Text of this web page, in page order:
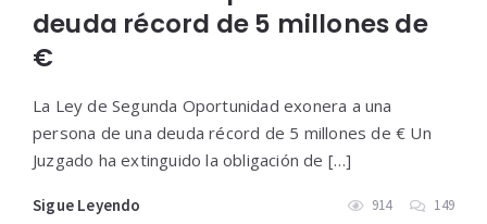
deuda récord de 5 millones de
€
La Ley de Segunda Oportunidad exonera a una
persona de una deuda récord de 5 millones de € Un
Juzgado ha extinguido la obligación de […]
Sigue Leyendo 914 149